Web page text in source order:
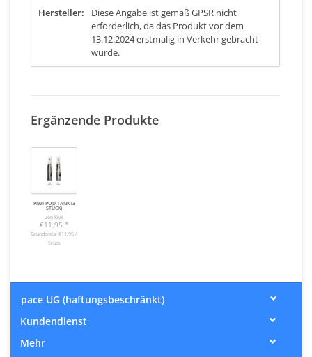
Hersteller:
Diese Angabe ist gemäß GPSR nicht
erforderlich, da das Produkt vor dem
13.12.2024 erstmalig in Verkehr gebracht
wurde.
Ergänzende Produkte
KIWI POD TANK (3
STÜCK)
von Kiwi
€11,95 *
Grundpreis: €11,95 /
Stück
pace UG (haftungsbeschränkt)
Kundendienst
Mehr